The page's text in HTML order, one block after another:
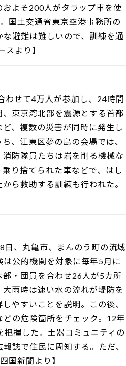
よそ200人がタラップ車を使
国土交通省東京空港事務所の
避難は難しいので、訓練を通
より】
わせて4万人が参加し、24時間
東京湾北部を震源とする首都
、複数の災害が同時に発生し
、江東区夢の島の会場では、
防隊員たちは岩を削る機械な
り捨てられた車などで、はし
ら救助する訓練も行われた。
、丸亀市、まんのう町の流域
公的機関を対象に毎年5月に
・団員を合わせ26人が5カ所
雨時は速い水の流れが堤防を
やすいことを説明。この後、
の危険箇所をチェック。12年
握した。土器コミュニティの
誌で住民に周知する。ただ、
国新聞より】